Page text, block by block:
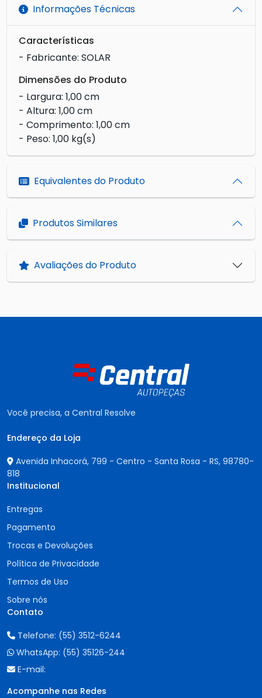
Informações Técnicas
Características
- Fabricante: SOLAR
Dimensões do Produto
- Largura: 1,00 cm
- Altura: 1,00 cm
- Comprimento: 1,00 cm
- Peso: 1,00 kg(s)
Equivalentes do Produto
Produtos Similares
Avaliações do Produto
Você precisa, a Central Resolve
Endereço da Loja
Avenida Inhacorá, 799 - Centro - Santa Rosa - RS, 98780-
818
Institucional
Entregas
Pagamento
Trocas e Devoluções
Política de Privacidade
Termos de Uso
Sobre nós
Contato
Telefone: (55) 3512-6244
WhatsApp: (55) 35126-244
E-mail:
Acompanhe nas Redes